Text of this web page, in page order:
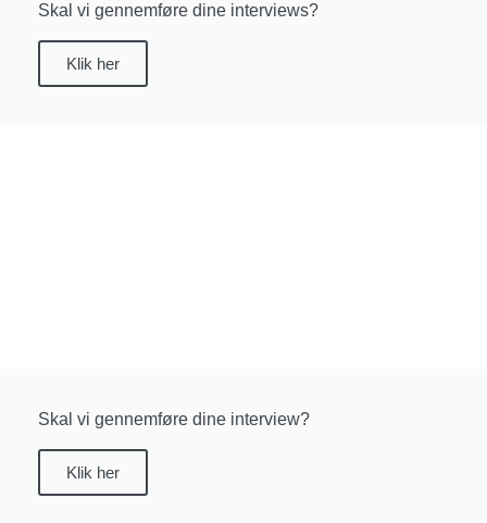
Skal vi gennemføre dine interviews?
Klik her
Skal vi gennemføre dine interview?
Klik her